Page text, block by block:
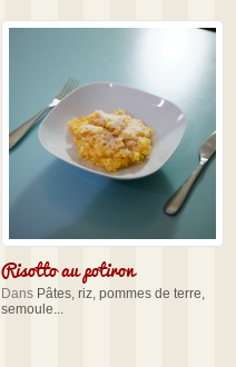
Risotto au potiron
Dans Pâtes, riz, pommes de terre,
semoule...